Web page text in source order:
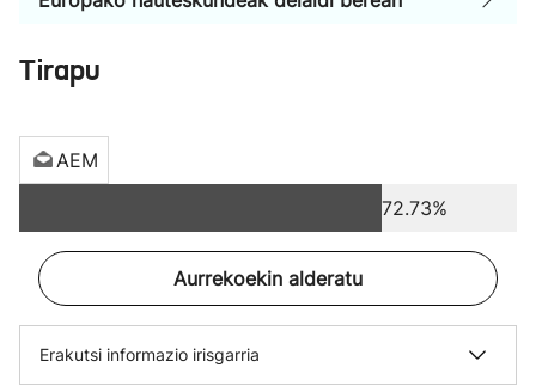
Tirapu
AEM
72.73%
Aurrekoekin alderatu
Erakutsi informazio irisgarria